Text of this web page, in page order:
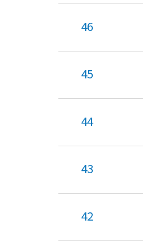
46
45
44
43
42